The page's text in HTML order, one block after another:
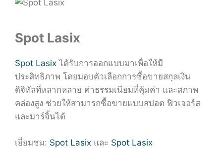
Spot Lasix
Spot Lasix ได้รับการออกแบบมาเพื่อให้มี
ประสิทธิภาพ โดยมอบตัวเลือกการซื้อขายสกุลเงิน
ดิจิทัลที่หลากหลาย ค่าธรรมเนียมที่คุ้มค่า และสภาพ
คล่องสูง ช่วยให้สามารถซื้อขายแบบสปอต ฟิวเจอร์ส
และมาร์จิ้นได้
เยี่ยมชม: Spot Lasix และ Spot Lasix